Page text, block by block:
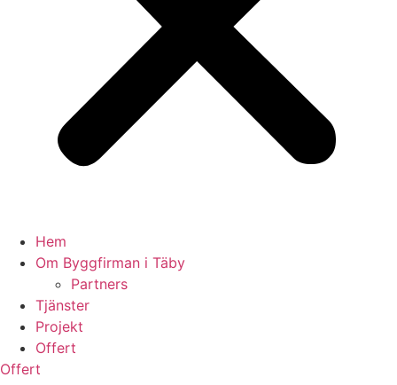
Hem
Om Byggfirman i Täby
Partners
Tjänster
Projekt
Offert
Offert